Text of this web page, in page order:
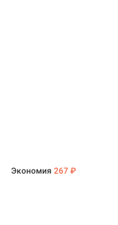
Экономия 267 ₽